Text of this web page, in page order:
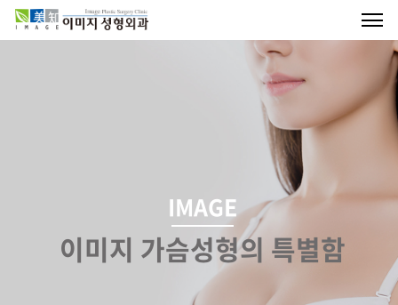
IMAGE
이미지 가슴성형의 특별함